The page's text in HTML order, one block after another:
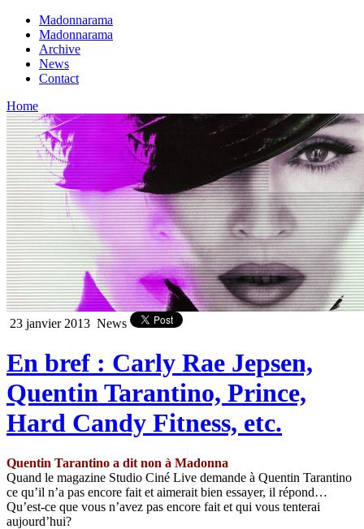
Madonnarama
Madonnarama
Archive
News
Contact
Home
23 janvier 2013 News
En bref : Carly Rae Jepsen,
Quentin Tarantino, Prince,
Hard Candy Fitness, etc.
Quentin Tarantino a dit non à Madonna
Quand le magazine Studio Ciné Live demande à Quentin Tarantino
ce qu’il n’a pas encore fait et aimerait bien essayer, il répond…
Qu’est-ce que vous n’avez pas encore fait et qui vous tenterai
aujourd’hui?